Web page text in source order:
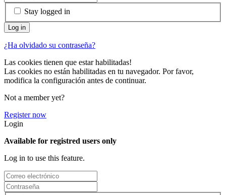
Stay logged in
¿Ha olvidado su contraseña?
Las cookies tienen que estar habilitadas!
Las cookies no están habilitadas en tu navegador. Por favor,
modifica la configuración antes de continuar.
Not a member yet?
Register now
Login
Available for registred users only
Log in to use this feature.